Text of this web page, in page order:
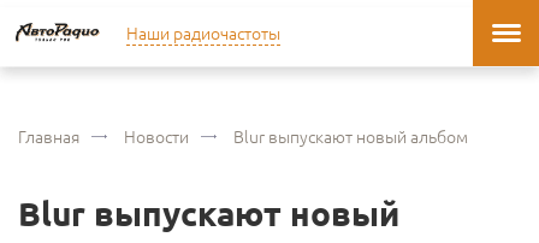
Наши радиочастоты
Главная Новости Blur выпускают новый альбом
Blur выпускают новый